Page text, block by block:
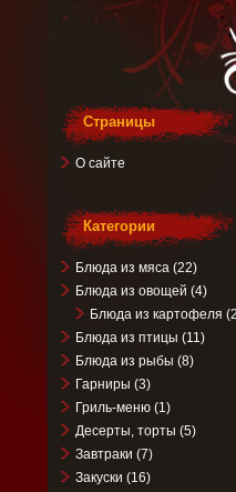
Страницы
О сайте
Категории
Блюда из мяса(22)
Блюда из овощей (4)
Блюда из картофеля
Блюда из птицы (11)
Блюда из рыбы (8)
Гарниры (3)
Гриль-меню(1)
Десерты, торты (5)
Завтраки (7)
Закуски (16)